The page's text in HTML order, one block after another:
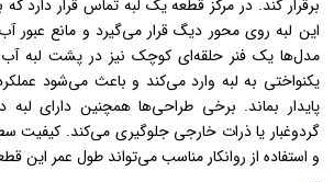
این لبه روی محور دیگ قرار می‌گیرد و مانع عبور
مدل‌ها یک فنر حلقه‌ای کوچک نیز در پشت لبه
یکنواختی به لبه وارد می‌کند و باعث می‌شود
پایدار بماند. برخی طراحی‌ها همچنین دارای
گردوغبار یا ذرات خارجی جلوگیری می‌کند.
و استفاده از روانکار مناسب می‌تواند طول عمر این